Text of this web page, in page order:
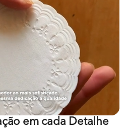
em cada Detalhe